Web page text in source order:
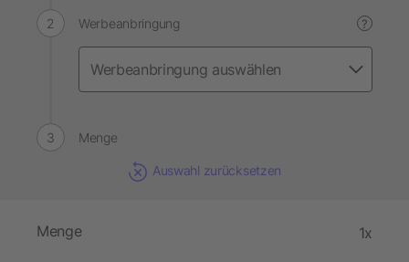
Werbeanbringung ?
Menge
Auswahl zurücksetzen
Menge 1x